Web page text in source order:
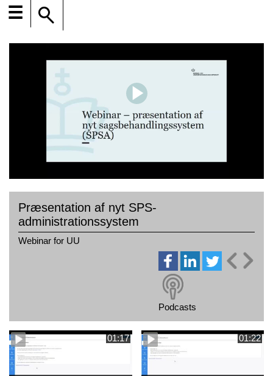
☰
Præsentation af nyt SPS-
administrationssystem
Webinar for UU
Podcasts
01:17 01:22